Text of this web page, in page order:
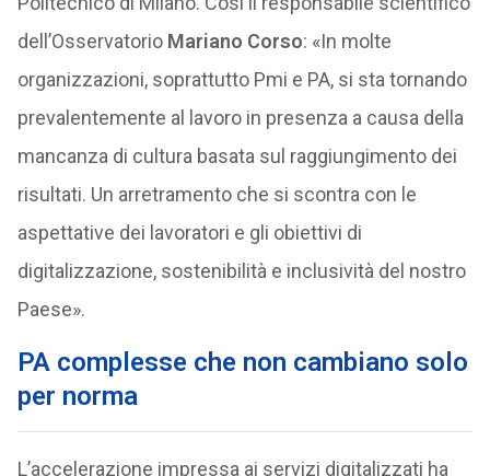
dell’Osservatorio Mariano Corso: «In molte
organizzazioni, soprattutto Pmi e PA, si sta tornando
prevalentemente al lavoro in presenza a causa della
mancanza di cultura basata sul raggiungimento dei
risultati. Un arretramento che si scontra con le
aspettative dei lavoratori e gli obiettivi di
digitalizzazione, sostenibilità e inclusività del nostro
Paese».
PA complesse che non cambiano solo
per norma
L’accelerazione impressa ai servizi digitalizzati ha